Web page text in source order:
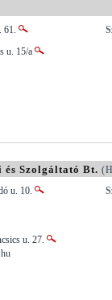
u. 15/a
Szolgáltató Bt.
u. 10.
u. 27.